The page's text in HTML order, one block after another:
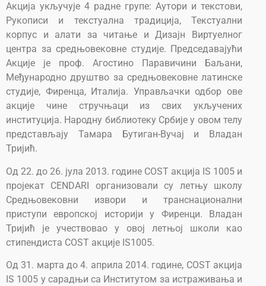
Акција укључује 4 радне групе: Аутори и текстови,
Рукописи и текстуална традиција, Текстуални
корпус и алати за читање и Дизајн Виртуелног
центра за средњовековне студије. Председавајући
Акције је проф. Агостино Паравичини Баљани,
Међународно друштво за средњовековне латинске
студије, Фиренца, Италија. Управљачки одбор ове
акције чине стручњаци из свих укључених
институција. Народну библиотеку Србије у овом телу
представљају Тамара Бутиган-Вучај и Владан
Тријић.
Од 22. до 26. јула 2013. године COST акција IS 1005 и
пројекат CENDARI организовали су летњу школу
Средњовековни извори и транснационални
приступи европској историји у Фиренци. Владан
Тријић је учествовао у овој летњој школи као
стипендиста COST акције IS1005.
Од 31. марта до 4. априла 2014. године, COST акција
IS 1005 у сарадњи са Институтом за истраживања и